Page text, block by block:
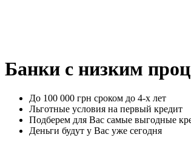
Банки с низким
До 100 000 грн сроком до 4-х лет
Льготные условия на первый кредит
Подберем для Вас самые выгодные
Деньги будут у Вас уже сегодня